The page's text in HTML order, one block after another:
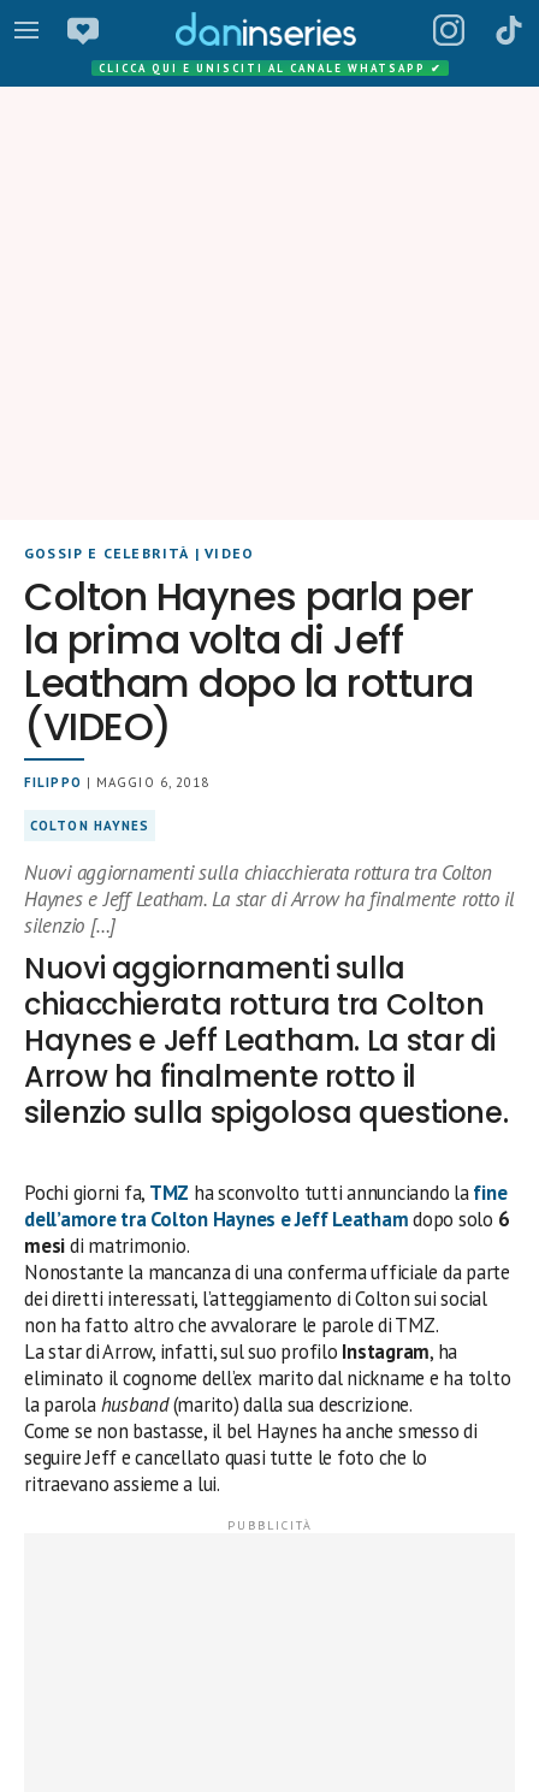
CLICCA QUI E UNISCITI AL CANALE WHATSAPP ✔
GOSSIP E CELEBRITÀ |VIDEO
Colton Haynes parla per
la prima volta di Jeff
Leatham dopo la rottura
(VIDEO)
FILIPPO | MAGGIO 6, 2018
COLTON HAYNES
Nuovi aggiornamenti sulla chiacchierata rottura tra Colton
Haynes e Jeff Leatham. La star di Arrow ha finalmente rotto il
silenzio […]
Nuovi aggiornamenti sulla
chiacchierata rottura tra Colton
Haynes e Jeff Leatham. La star di
Arrow ha finalmente rotto il
silenzio sulla spigolosa questione.
Pochi giorni fa, TMZ ha sconvolto tutti annunciando lafine
dell’amore traColton Haynes eJeff Leathamdopo solo 6
mesidi matrimonio.
Nonostante la mancanza di una conferma ufficiale da parte
dei diretti interessati, l’atteggiamento di Colton sui social
non ha fatto altro che avvalorare le parole di TMZ.
La star di Arrow, infatti, sul suo profilo Instagram, ha
eliminato il cognome dell’ex marito dal nickname e ha tolto
la parolahusband(marito) dalla sua descrizione.
Come se non bastasse, il bel Haynes ha anche smesso di
seguire Jeff e cancellato quasi tutte le foto che lo
ritraevano assieme a lui.